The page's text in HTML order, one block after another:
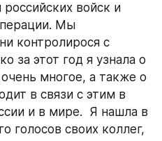
войск и
Мы
контролирося с
за этот год я узнала о
многое, а также о
в связи с этим в
и в мире.  Я нашла в
голосов своих коллег,